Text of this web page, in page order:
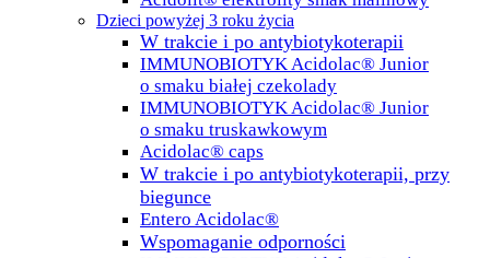
Dzieci powyżej 3 roku życia
W trakcie i po antybiotykoterapii
IMMUNOBIOTYK Acidolac® Junior
o smaku białej czekolady
IMMUNOBIOTYK Acidolac® Junior
o smaku truskawkowym
Acidolac® caps
W trakcie i po antybiotykoterapii, przy
biegunce
Entero Acidolac®
Wspomaganie odporności